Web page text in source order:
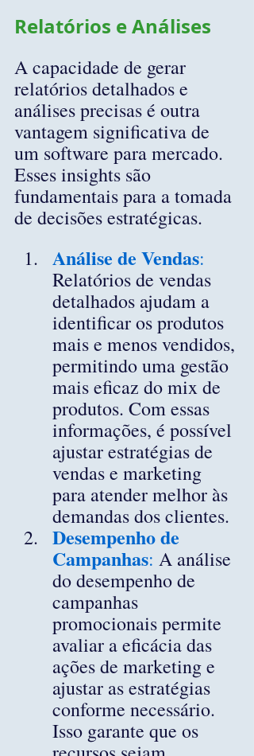
Relatórios e Análises
A capacidade de gerar
relatórios detalhados e
análises precisas é outra
vantagem significativa de
um software para mercado.
Esses insights são
fundamentais para a tomada
de decisões estratégicas.
Análise de Vendas:
Relatórios de vendas
detalhados ajudam a
identificar os produtos
mais e menos vendidos,
permitindo uma gestão
mais eficaz do mix de
produtos. Com essas
informações, é possível
ajustar estratégias de
vendas e marketing
para atender melhor às
demandas dos clientes.
Desempenho de
Campanhas: A análise
do desempenho de
campanhas
promocionais permite
avaliar a eficácia das
ações de marketing e
ajustar as estratégias
conforme necessário.
Isso garante que os